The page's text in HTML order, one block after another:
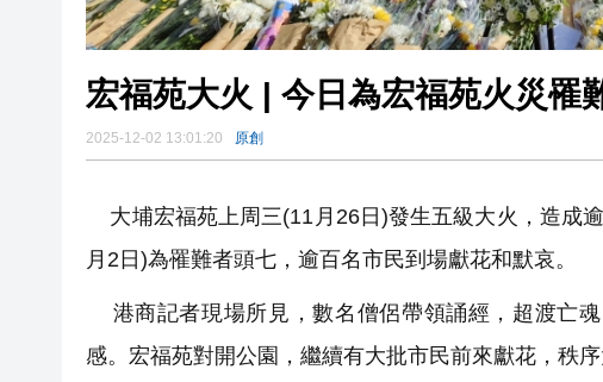
宏福苑大火 | 今日為宏福苑火災罹
2025-12-02 13:01:20 原創
大埔宏福苑上周三(11月26日)發生五級大火， 造成
月2日)為罹難者頭七，逾百名市民到場獻花和默哀。
港商記者現場所見，數名僧侶帶領誦經，超渡亡
感。 宏福苑對開公園，繼續有大批市民前來獻花，秩序